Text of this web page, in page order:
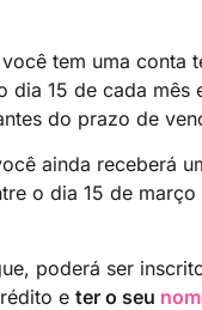
tem uma conta
dia 15 de cada mês
do prazo de
ainda receberá
o dia 15 de
poderá ser
e ter o seu